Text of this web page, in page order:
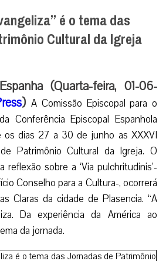
é o tema das
Cultural da Igreja
(Quarta-feira, 01-06-
)A Comissão Episcopal para o
Conferência Episcopal Espanhola
os dias 27 a 30 de junho as XXXVI
Patrimônio Cultural da Igreja. O
sobre a ‘Via pulchritudinis’-
Conselho para a Cultura-, ocorrerá
Claras da cidade de Plasencia. “A
Da experiência da América ao
da jornada.